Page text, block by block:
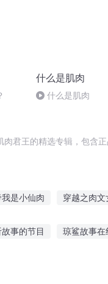
什么是肌肉
什么是肌肉
君王的精选专辑，包含
是小仙肉 穿越之肉文
事的节目 琼鲨故事在